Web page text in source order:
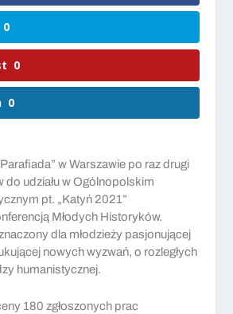
0
0
0
w Warszawie po raz drugi
do udziału w Ogólnopolskim
pt. „Katyń 2021”
Młodych Historyków.
dla młodzieży pasjonującej
nowych wyzwań, o rozległych
humanistycznej.
180 zgłoszonych prac